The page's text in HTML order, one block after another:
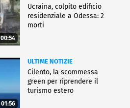
00:54
Ucraina, colpito edificio
residenziale a Odessa: 2
morti
01:56
ULTIME NOTIZIE
Cilento, la scommessa
green per riprendere il
turismo estero